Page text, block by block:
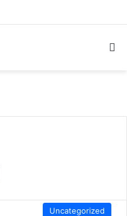
Uncategorized